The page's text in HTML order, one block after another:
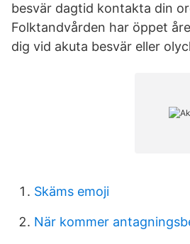
besvär dagtid kontakta din
Folktandvården har öppet
dig vid akuta besvär eller
Skäms emoji
När kommer